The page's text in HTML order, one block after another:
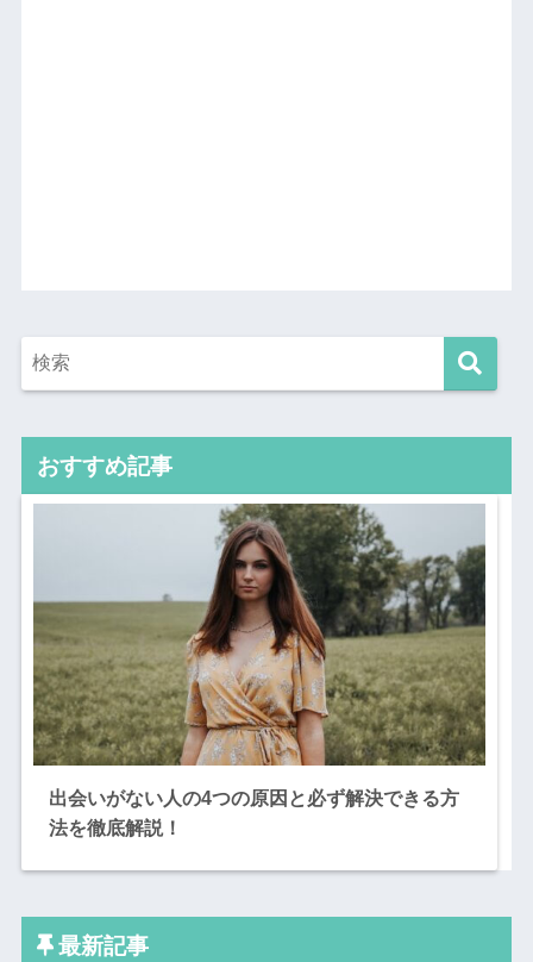
おすすめ記事
出会いがない人の4つの原因と必ず解決できる方
法を徹底解説！
最新記事